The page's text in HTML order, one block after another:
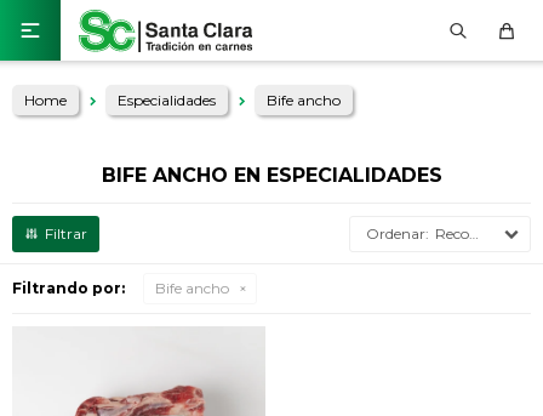

Home Especialidades Bife ancho
BIFE ANCHO EN ESPECIALIDADES
Recomendados
Filtrando por: Bife ancho